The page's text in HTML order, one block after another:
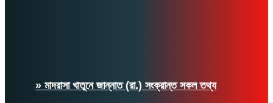
» মাদরাসা খাতুনে জান্নাত (রা.) সংক্রান্ত সকল তথ্য